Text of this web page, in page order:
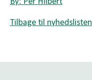
Tilbage til nyhedslisten